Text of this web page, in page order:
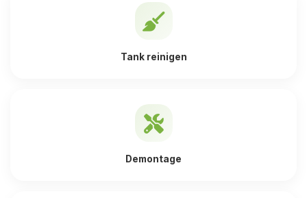
Tank reinigen
Demontage